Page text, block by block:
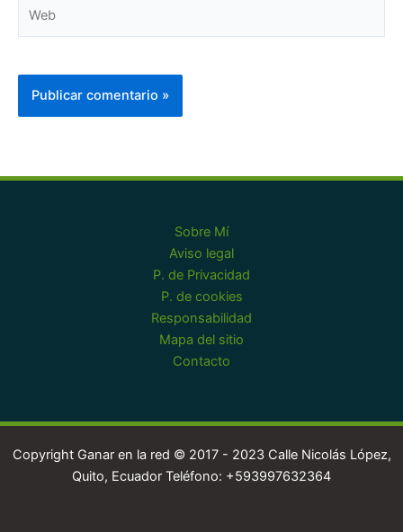
Sobre Mí
Aviso legal
P. de Privacidad
P. de cookies
Responsabilidad
Mapa del sitio
Contacto
Copyright Ganar en la red © 2017 - 2023 Calle Nicolás López,
Quito, Ecuador Teléfono: +593997632364